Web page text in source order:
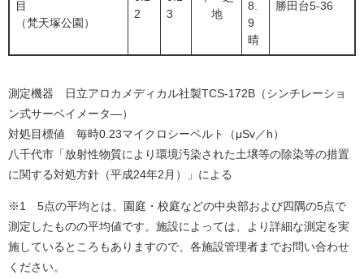
目
（梵天塚公園）
2
3
地
8.
9
晴
勝田台5-36
測定機器 日立アロカメディカル社製TCS-172B（シンチレーショ
ン式サーベイメータ―）
対処目標値 毎時0.23マイクロシーベルト（μSv／h）
八千代市「放射性物質により環境汚染された土壌等の除染等の措置
に関する対処方針（平成24年2月）」による
※1 5点の平均とは、園庭・校庭などの中央部および四隅の5点で
測定したものの平均値です。施設によっては、より詳細な測定を実
施しているところもありますので、各施設管理者までお問い合わせ
ください。